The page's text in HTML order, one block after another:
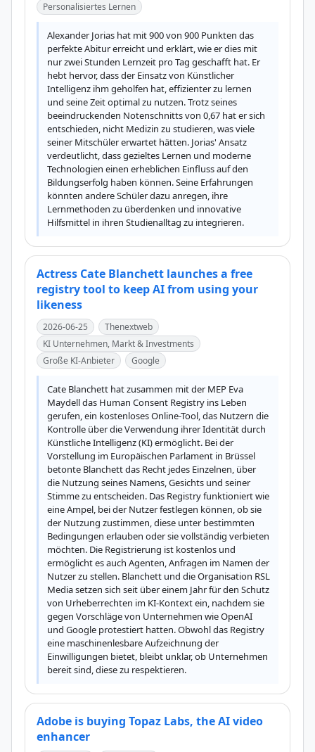
Personalisiertes Lernen
Alexander Jorias hat mit 900 von 900 Punkten das
perfekte Abitur erreicht und erklärt, wie er dies mit
nur zwei Stunden Lernzeit pro Tag geschafft hat. Er
hebt hervor, dass der Einsatz von Künstlicher
Intelligenz ihm geholfen hat, effizienter zu lernen
und seine Zeit optimal zu nutzen. Trotz seines
beeindruckenden Notenschnitts von 0,67 hat er sich
entschieden, nicht Medizin zu studieren, was viele
seiner Mitschüler erwartet hätten. Jorias' Ansatz
verdeutlicht, dass gezieltes Lernen und moderne
Technologien einen erheblichen Einfluss auf den
Bildungserfolg haben können. Seine Erfahrungen
könnten andere Schüler dazu anregen, ihre
Lernmethoden zu überdenken und innovative
Hilfsmittel in ihren Studienalltag zu integrieren.
Actress Cate Blanchett launches a free
registry tool to keep AI from using your
likeness
2026-06-25
Thenextweb
KI Unternehmen, Markt & Investments
Große KI-Anbieter
Google
Cate Blanchett hat zusammen mit der MEP Eva
Maydell das Human Consent Registry ins Leben
gerufen, ein kostenloses Online-Tool, das Nutzern die
Kontrolle über die Verwendung ihrer Identität durch
Künstliche Intelligenz (KI) ermöglicht. Bei der
Vorstellung im Europäischen Parlament in Brüssel
betonte Blanchett das Recht jedes Einzelnen, über
die Nutzung seines Namens, Gesichts und seiner
Stimme zu entscheiden. Das Registry funktioniert wie
eine Ampel, bei der Nutzer festlegen können, ob sie
der Nutzung zustimmen, diese unter bestimmten
Bedingungen erlauben oder sie vollständig verbieten
möchten. Die Registrierung ist kostenlos und
ermöglicht es auch Agenten, Anfragen im Namen der
Nutzer zu stellen. Blanchett und die Organisation RSL
Media setzen sich seit über einem Jahr für den Schutz
von Urheberrechten im KI-Kontext ein, nachdem sie
gegen Vorschläge von Unternehmen wie OpenAI
und Google protestiert hatten. Obwohl das Registry
eine maschinenlesbare Aufzeichnung der
Einwilligungen bietet, bleibt unklar, ob Unternehmen
bereit sind, diese zu respektieren.
Adobe is buying Topaz Labs, the AI video
enhancer